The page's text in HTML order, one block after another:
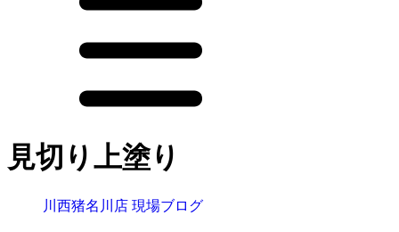
見切り上塗り
川西猪名川店 現場ブログ